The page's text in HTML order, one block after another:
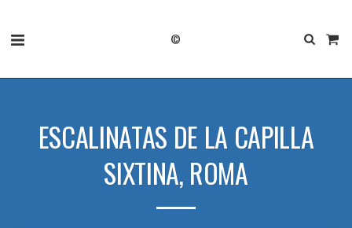
©
ESCALINATAS DE LA CAPILLA
SIXTINA, ROMA